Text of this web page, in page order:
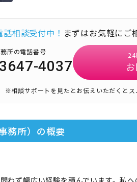
話相談受付中！ まずはお気軽にご
所の電話番号
4037
24
※相談サポートを見たとお伝えいただくとス
所） の概要